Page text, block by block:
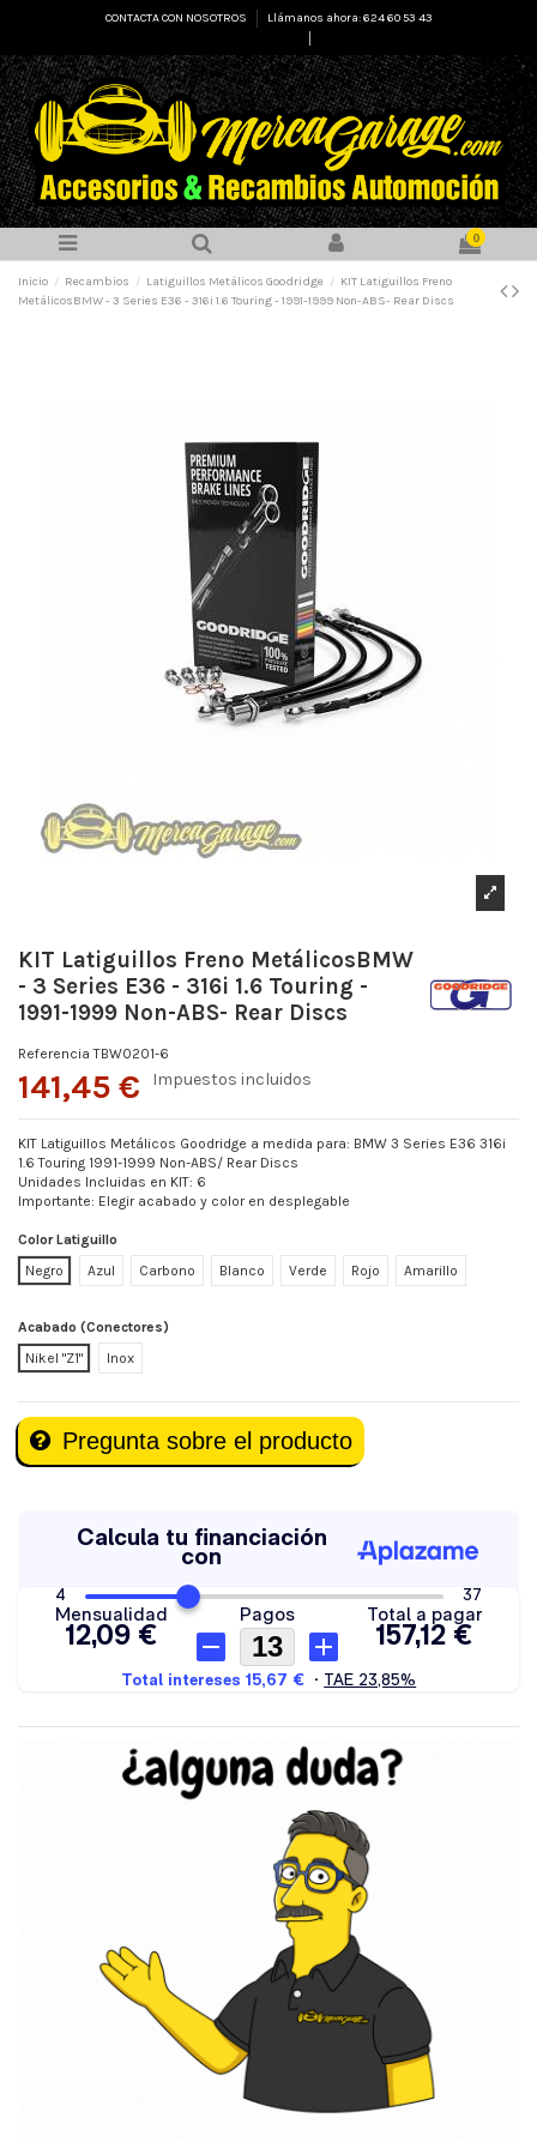
CONTACTA CON NOSOTROS
Llámanos ahora: 624 60 53 43
0
Inicio Recambios Latiguillos Metálicos Goodridge
KIT Latiguillos Freno
MetálicosBMW - 3 Series E36 - 316i 1.6 Touring - 1991-1999 Non-ABS- Rear Discs
KIT Latiguillos Freno MetálicosBMW
- 3 Series E36 - 316i 1.6 Touring -
1991-1999 Non-ABS- Rear Discs
Referencia TBW0201-6
141,45 € Impuestos incluidos
KIT Latiguillos Metálicos Goodridge a medida para: BMW 3 Series E36 316i
1.6 Touring 1991-1999 Non-ABS/ Rear Discs
Unidades Incluidas en KIT: 6
Importante: Elegir acabado y color en desplegable
Color Latiguillo
Negro
Azul Carbono Blanco Verde Rojo Amarillo
Acabado (Conectores)
Nikel "Z1"
Inox
Pregunta sobre el producto